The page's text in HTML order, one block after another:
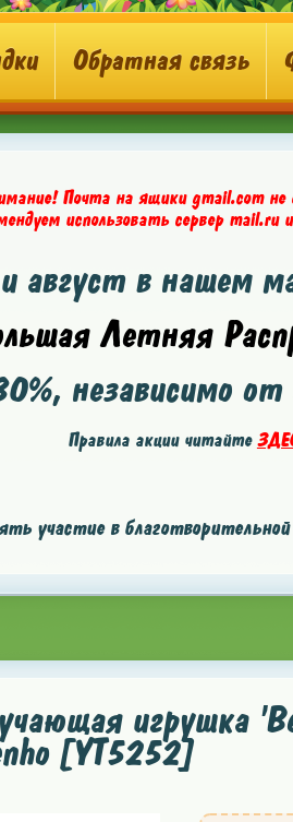
Обратная связь
Почта на ящики gmail.com не
использовать сервер mail.ru
август в нашем
Летняя
, независимо
Правила акции читайте
участие в
игрушка
[YT5252]